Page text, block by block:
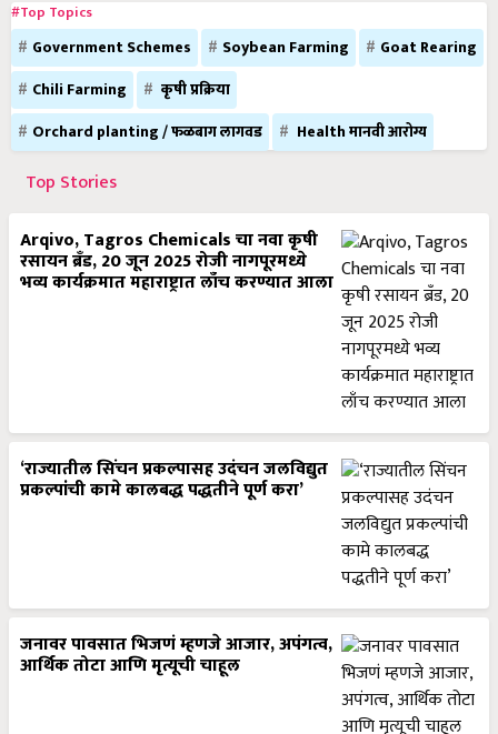
#Top Topics
Government Schemes Soybean Farming
Goat Rearing
Chili Farming
कृषी प्रक्रिया
Orchard planting / फळबाग लागवड
Health मानवी आरोग्य
Top Stories
Arqivo, Tagros Chemicals चा नवा कृषी
रसायन ब्रँड, 20 जून 2025 रोजी नागपूरमध्ये
भव्य कार्यक्रमात महाराष्ट्रात लाँच करण्यात आला
‘राज्यातील सिंचन प्रकल्पासह उदंचन जलविद्युत
प्रकल्पांची कामे कालबद्ध पद्धतीने पूर्ण करा’
जनावर पावसात भिजणं म्हणजे आजार, अपंगत्व,
आर्थिक तोटा आणि मृत्यूची चाहूल